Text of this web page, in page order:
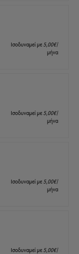
Ισοδυναμεί με 5,00€/
μήνα
Ισοδυναμεί με 5,00€/
μήνα
Ισοδυναμεί με 5,00€/
μήνα
Ισοδυναμεί με 5,00€/